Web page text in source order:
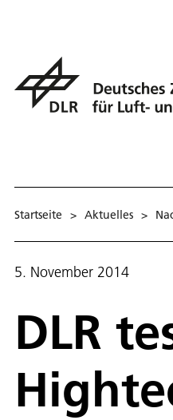
Startseite > Aktuelles >
5. November 2014
DLR